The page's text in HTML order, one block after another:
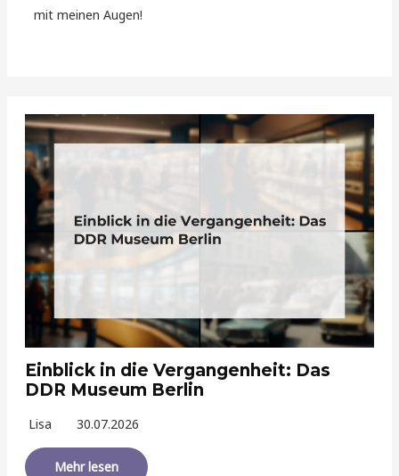
mit meinen Augen!
Einblick in die Vergangenheit: Das
DDR Museum Berlin
Lisa 30.07.2026
Mehr lesen